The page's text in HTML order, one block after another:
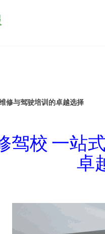
修与驾驶培训的卓越选择
驾校 一站
卓